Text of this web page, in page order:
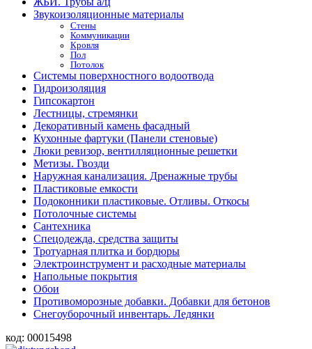
Звукоизоляционные материалы
Стены
Коммуникации
Кровля
Пол
Потолок
Системы поверхностного водоотвода
Гидроизоляция
Гипсокартон
Лестницы, стремянки
Декоративный камень фасадный
Кухонные фартуки (Панели стеновые)
Люки ревизор, вентилляционные решетки
Метизы. Гвозди
Наружная канализация. Дренажные трубы
Пластиковые емкости
Подоконники пластиковые. Отливы. Откосы
Потолочные системы
Сантехника
Спецодежда, средства защиты
Тротуарная плитка и бордюры
Электроинструмент и расходные материалы
Напольные покрытия
Обои
Противоморозные добавки. Добавки для бетонов
Снегоуборочный инвентарь. Ледянки
код: 00015498